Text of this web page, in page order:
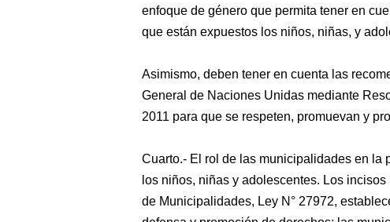
enfoque de género que permita tener en
que están expuestos los niños, niñas, y
Asimismo, deben tener en cuenta las
General de Naciones Unidas mediante
2011 para que se respeten, promuevan y
Cuarto.- El rol de las municipalidades en la
los niños, niñas y adolescentes. Los
de Municipalidades, Ley N° 27972,